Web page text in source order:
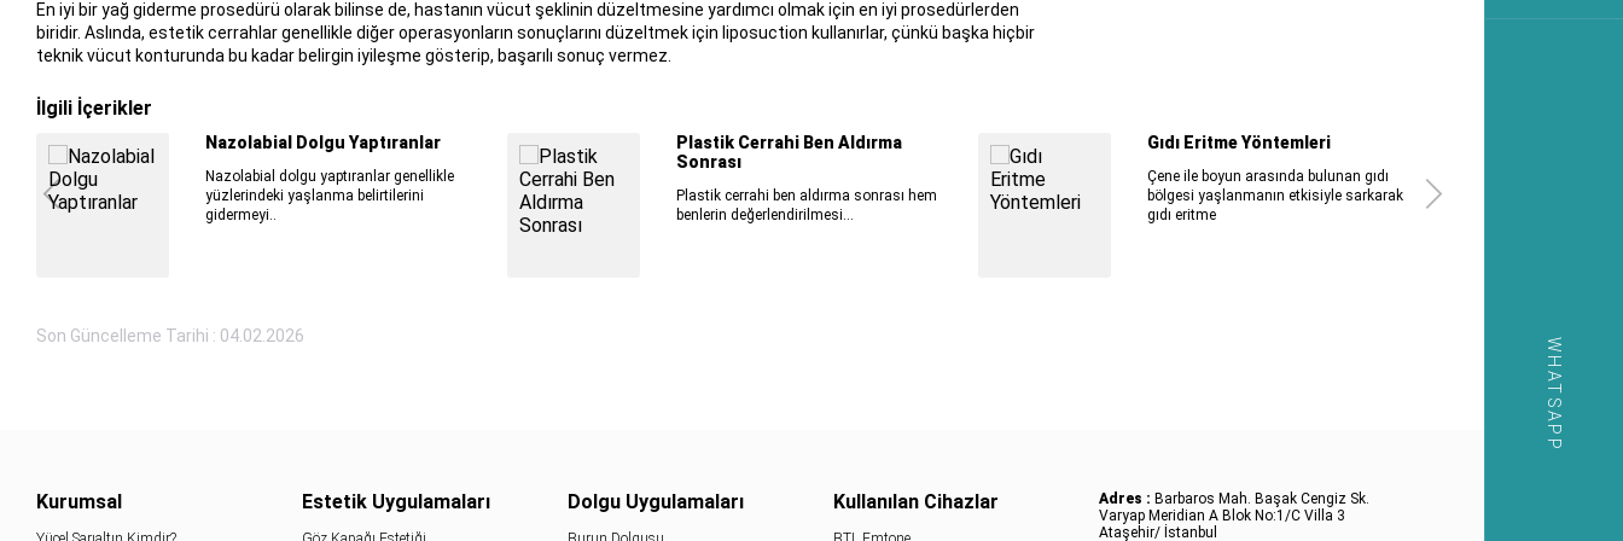
WHATSAPP
En iyi bir yağ giderme prosedürü olarak bilinse de, hastanın vücut şeklinin düzeltmesine yardımcı olmak için en iyi prosedürlerden
biridir. Aslında, estetik cerrahlar genellikle diğer operasyonların sonuçlarını düzeltmek için liposuction kullanırlar, çünkü başka hiçbir
teknik vücut konturunda bu kadar belirgin iyileşme gösterip, başarılı sonuç vermez.
İlgili İçerikler
Nazolabial Dolgu Yaptıranlar
Nazolabial dolgu yaptıranlar genellikle
yüzlerindeki yaşlanma belirtilerini
gidermeyi..
Plastik Cerrahi Ben Aldırma
Sonrası
Plastik cerrahi ben aldırma sonrası hem
benlerin değerlendirilmesi...
Gıdı Eritme Yöntemleri
Çene ile boyun arasında bulunan gıdı
bölgesi yaşlanmanın etkisiyle sarkarak
gıdı eritme
Son Güncelleme Tarihi : 04.02.2026
Kurumsal Estetik Uygulamaları Dolgu Uygulamaları Kullanılan Cihazlar Adres : Barbaros Mah. Başak Cengiz Sk.
Varyap Meridian A Blok No:1/C Villa 3
Ataşehir/ İstanbul